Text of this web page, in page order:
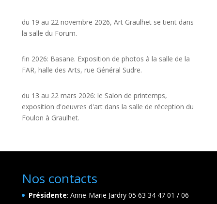
du 19 au 22 novembre 2026, Art Graulhet se tient dans
la salle du Forum.
fin 2026: Basane. Exposition de photos à la salle de la
FAR, halle des Arts, rue Général Sudre.
du 13 au 22 mars 2026: le Salon de printemps,
exposition d'oeuvres d'art dans la salle de réception du
Foulon à Graulhet.
Nos contacts
Présidente: Anne-Marie Jardry 05 63 34 47 01 / 06